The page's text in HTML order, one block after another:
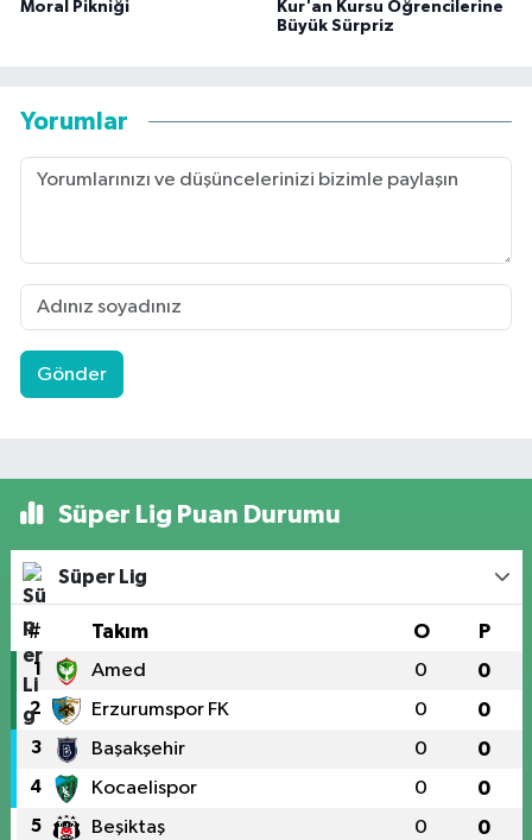
Moral Pikniği
Kur'an Kursu Öğrencilerine
Büyük Sürpriz
Yorumlar
Gönder
Süper Lig Puan Durumu
Süper Lig
# Takım O P
1 Amed 0 0
2 Erzurumspor FK 0 0
3 Başakşehir 0 0
4 Kocaelispor 0 0
5 Beşiktaş 0 0